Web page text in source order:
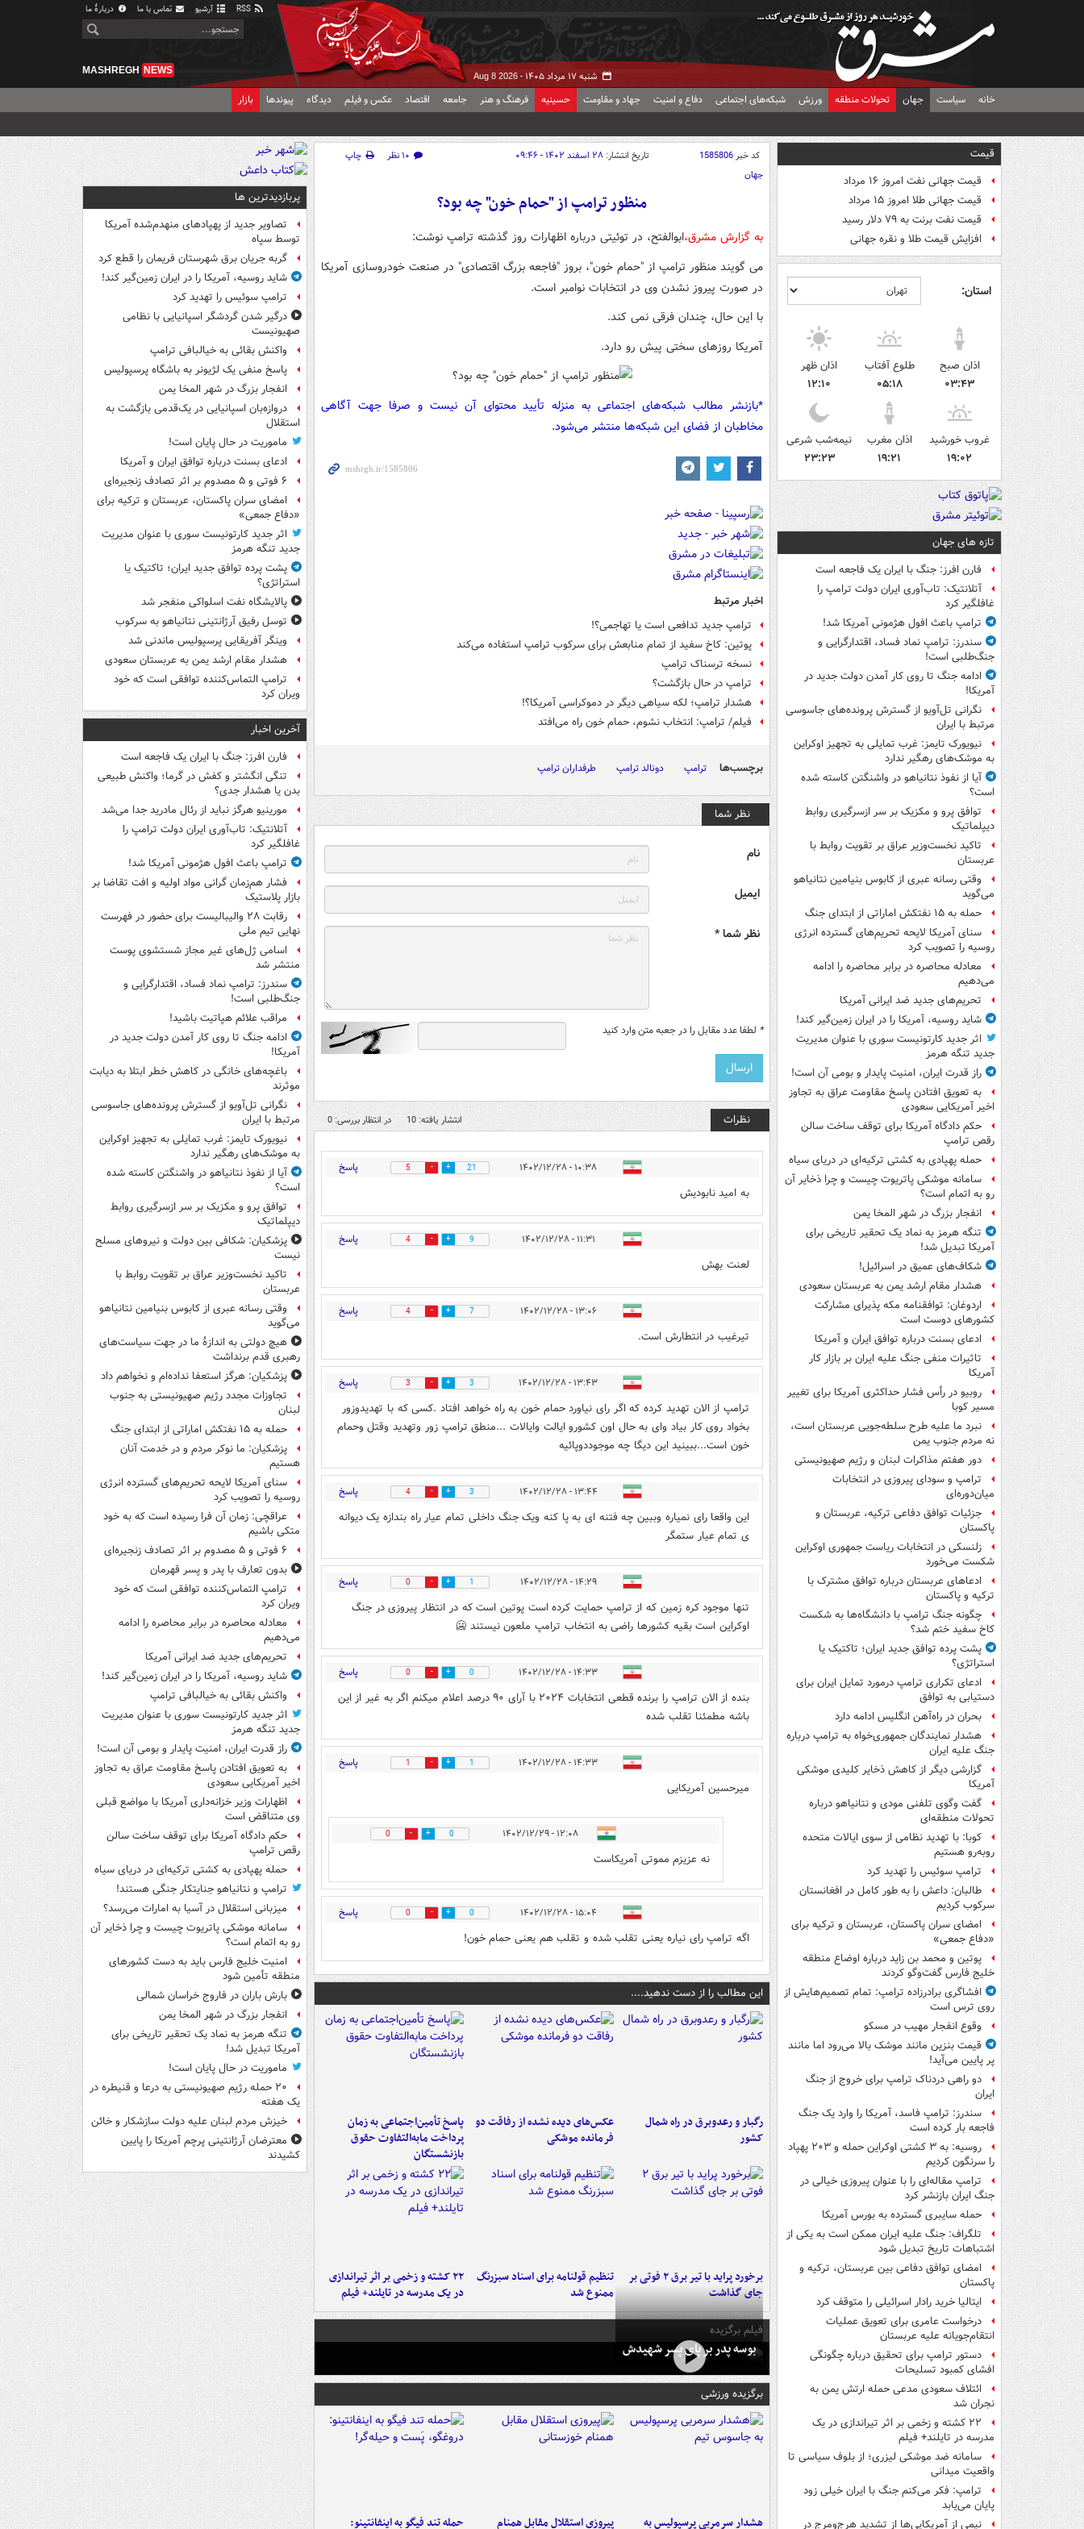
آرشیو تماس با ما دربارهٔ ما
شنبه ۱۷ مرداد ۱۴۰۵ - Aug 8 2026
MASHREGH NEWS
خانه سیاست جهان تحولات منطقه ورزش شبکه‌های اجتماعی دفاع و امنیت جهاد و مقاومت حسینیه فرهنگ و هنر جامعه اقتصاد عکس و فیلم دیدگاه پیوندها بازار
قیمت
قیمت جهانی نفت امروز ۱۶ مرداد
قیمت جهانی طلا امروز ۱۵ مرداد
قیمت نفت برنت به ۷۹ دلار رسید
افزایش قیمت طلا و نقره جهانی
استان:
اذان صبح
۰۳:۴۳
طلوع آفتاب
۰۵:۱۸
اذان ظهر
۱۲:۱۰
غروب خورشید
۱۹:۰۲
اذان مغرب
۱۹:۲۱
نیمه‌شب شرعی
۲۳:۲۳
تازه های جهان
فارن افرز: جنگ با ایران یک فاجعه است
آتلانتیک: تاب‌آوری ایران دولت ترامپ را
غافلگیر کرد
ترامپ باعث افول هژمونی آمریکا شد!
سندرز: ترامپ نماد فساد، اقتدارگرایی و
جنگ‌طلبی است!
ادامه جنگ تا روی کار آمدن دولت جدید در
آمریکا!
نگرانی تل‌آویو از گسترش پرونده‌های جاسوسی
مرتبط با ایران
نیویورک تایمز: غرب تمایلی به تجهیز اوکراین
به موشک‌های رهگیر ندارد
آیا از نفوذ نتانیاهو در واشنگتن کاسته شده
است؟
توافق پرو و مکزیک بر سر ازسرگیری روابط
دیپلماتیک
تاکید نخست‌وزیر عراق بر تقویت روابط با
عربستان
وقتی رسانه عبری از کابوس بنیامین نتانیاهو
می‌گوید
حمله به ۱۵ نفتکش‌ اماراتی از ابتدای جنگ
سنای آمریکا لایحه تحریم‌های گسترده انرژی
روسیه را تصویب کرد
معادله محاصره در برابر محاصره را ادامه
می‌دهیم
تحریم‌های جدید ضد ایرانی آمریکا
شاید روسیه، آمریکا را در ایران زمین‌گیر کند!
اثر جدید کارتونیست سوری با عنوان مدیریت
جدید تنگه هرمز
راز قدرت ایران، امنیت پایدار و بومی آن است!
به تعویق افتادن پاسخ مقاومت عراق به تجاوز
اخیر آمریکایی سعودی
حکم دادگاه آمریکا برای توقف ساخت سالن
رقص ترامپ
حمله پهپادی به کشتی ترکیه‌ای در دریای سیاه
سامانه موشکی پاتریوت چیست و چرا ذخایر آن
رو به اتمام است؟
انفجار بزرگ در شهر المخا یمن
تنگه هرمز به نماد یک تحقیر تاریخی برای
آمریکا تبدیل شد!
شکاف‌های عمیق در اسرائیل!
هشدار مقام ارشد یمن به عربستان سعودی
اردوغان: توافقنامه مکه پذیرای مشارکت
کشورهای دوست است
ادعای بسنت درباره توافق ایران و آمریکا
تاثیرات منفی جنگ علیه ایران بر بازار کار
آمریکا
روبیو در رأس فشار حداکثری آمریکا برای تغییر
مسیر کوبا
نبرد ما علیه طرح سلطه‌جویی عربستان است،
نه مردم جنوب یمن
دور هفتم مذاکرات لبنان و رژیم صهیونیستی
ترامپ و سودای پیروزی در انتخابات
میان‌دوره‌ای
جزئیات توافق دفاعی ترکیه، عربستان و
پاکستان
زلنسکی در انتخابات ریاست جمهوری اوکراین
شکست می‌خورد
ادعاهای عربستان درباره توافق مشترک با
ترکیه و پاکستان
چگونه جنگ ترامپ با دانشگاه‌ها به شکست
کاخ سفید ختم شد؟
پشت پرده توافق جدید ایران؛ تاکتیک یا
استراتژی؟
ادعای تکراری ترامپ درمورد تمایل ایران برای
دستیابی به توافق
بحران در راه‌آهن انگلیس ادامه دارد
هشدار نمایندگان جمهوری‌خواه به ترامپ درباره
جنگ علیه ایران
گزارشی دیگر از کاهش ذخایر کلیدی موشکی
آمریکا
گفت وگوی تلفنی مودی و نتانیاهو درباره
تحولات منطقه‌ای
کوبا: با تهدید نظامی از سوی ایالات متحده
روبه‌رو هستیم
ترامپ سوئیس را تهدید کرد
طالبان: داعش را به طور کامل در افغانستان
سرکوب کردیم
امضای سران پاکستان، عربستان و ترکیه برای
«دفاع جمعی»
پوتین و محمد بن زاید درباره اوضاع منطقه
خلیج فارس گفت‌وگو کردند
افشاگری برادرزاده ترامپ: تمام تصمیم‌هایش از
روی ترس است
وقوع انفجار مهیب در مسکو
قیمت بنزین مانند موشک بالا می‌رود اما مانند
پر پایین می‌آید!
دو راهی دردناک ترامپ برای خروج از جنگ
ایران
سندرز: ترامپ فاسد، آمریکا را وارد یک جنگ
فاجعه بار کرده است
روسیه: به ۳ کشتی اوکراین حمله و ۲۰۳ پهپاد
را سرنگون کردیم
ترامپ مقاله‌ای را با عنوان پیروزی خیالی در
جنگ ایران بازنشر کرد
حمله سایبری گسترده به بورس آمریکا
تلگراف: جنگ علیه ایران ممکن است به یکی از
اشتباهات تاریخ تبدیل شود
امضای توافق دفاعی بین عربستان، ترکیه و
پاکستان
ایتالیا خرید رادار اسرائیلی را متوقف کرد
درخواست عامری برای تعویق عملیات
انتقام‌جویانه علیه عربستان
دستور ترامپ برای تحقیق درباره چگونگی
افشای کمبود تسلیحات
ائتلاف سعودی مدعی حمله ارتش یمن به
نجران شد
۲۲ کشته و زخمی بر اثر تیراندازی در یک
مدرسه در تایلند+ فیلم
سامانه ضد موشکی لیزری؛ از بلوف سیاسی تا
واقعیت میدانی
ترامپ: فکر می‌کنم جنگ با ایران خیلی زود
پایان می‌یابد
نیمی از آمریکایی‌ها از تشدید هرج‌ومرج در
کد خبر1585806 تاریخ انتشار: ۲۸ اسفند ۱۴۰۲ - ۰۹:۴۶ ۱۰ نظر
چاپ
جهان
منظور ترامپ از "حمام خون" چه بود؟
به گزارش مشرق،ابوالفتح، در توئیتی درباره اظهارات روز گذشته ترامپ نوشت:
می گویند منظور ترامپ از "حمام خون"، بروز "فاجعه بزرگ اقتصادی" در صنعت خودروسازی آمریکا
در صورت پیروز نشدن وی در انتخابات نوامبر است.
با این حال، چندان فرقی نمی کند.
آمریکا روزهای سختی پیش رو دارد.
*بازنشر مطالب شبکه‌های اجتماعی به منزله تأیید محتوای آن نیست و صرفا جهت آگاهی
مخاطبان از فضای این شبکه‌ها منتشر می‌شود.
اخبار مرتبط
ترامپ جدید تدافعی است یا تهاجمی؟!
پوتین: کاخ سفید از تمام منابعش برای سرکوب ترامپ استفاده می‌کند
نسخه ترسناک ترامپ
ترامپ در حال بازگشت؟
هشدار ترامپ؛ لکه سیاهی دیگر در دموکراسی آمریکا؟!
فیلم/ ترامپ: انتخاب نشوم، حمام خون راه می‌افتد
برچسب‌ها ترامپ دونالد ترامپ طرفداران ترامپ
نظر شما
نام
ایمیل
نظر شما *
* لطفا عدد مقابل را در جعبه متن وارد کنید
نظرات انتشار یافته: 10 در انتظار بررسی: 0
۱۰:۳۸ - ۱۴۰۲/۱۲/۲۸ 21
5 پاسخ
به امید نابودیش
۱۱:۳۱ - ۱۴۰۲/۱۲/۲۸ 9
4 پاسخ
لعنت بهش
۱۳:۰۶ - ۱۴۰۲/۱۲/۲۸ 7
4 پاسخ
تیرغیب در انتطارش است.
۱۳:۴۳ - ۱۴۰۲/۱۲/۲۸ 3
3 پاسخ
ترامپ از الان تهدید کرده که اگر رای نیاورد حمام خون به راه خواهد افتاد .کسی که با تهدیدوزور
بخواد روی کار بیاد وای به حال اون کشورو ایالت وایالات ...منطق ترامپ زور وتهدید وقتل وحمام
خون است...ببینید این دیگا چه موجوددوپائیه
۱۳:۴۴ - ۱۴۰۲/۱۲/۲۸ 3
4 پاسخ
این واقعا رای نمیاره وببین چه فتنه ای به پا کنه ویک جنگ داخلی تمام عیار راه بندازه یک دیوانه
ی تمام عیار ستمگر
۱۴:۲۹ - ۱۴۰۲/۱۲/۲۸ 1
0 پاسخ
تنها موجود کره زمین که از ترامپ حمایت کرده است پوتین است که در انتظار پیروزی در جنگ
اوکراین است بقیه کشورها راضی به انتخاب ترامپ ملعون نیستند 🥶
۱۴:۳۳ - ۱۴۰۲/۱۲/۲۸ 0
0 پاسخ
بنده از الان ترامپ را برنده قطعی انتخابات ۲۰۲۴ با آرای ۹۰ درصد اعلام میکنم اگر به غیر از این
باشه مطمئنا تقلب شده
۱۴:۳۳ - ۱۴۰۲/۱۲/۲۸ 1
1 پاسخ
میرحسین آمریکایی
۱۲:۰۸ - ۱۴۰۲/۱۲/۲۹ 0
0
نه عزیزم مموتی آمریکاست
۱۵:۰۴ - ۱۴۰۲/۱۲/۲۸ 0
0 پاسخ
اگه ترامپ رای نیاره یعنی تقلب شده و تقلب هم یعنی حمام خون!
این مطالب را از دست ندهید....
رگبار و رعدوبرق در راه شمال
کشور
عکس‌های دیده نشده از رفاقت دو
فرمانده‌ موشکی
پاسخ تأمین‌اجتماعی به زمان
پرداخت مابه‌التفاوت حقوق
بازنشستگان
برخورد پراید با تیر برق ۲ فوتی بر
جای گذاشت
تنظیم قولنامه برای اسناد سبزرنگ
ممنوع شد
۲۲ کشته و زخمی بر اثر تیراندازی
در یک مدرسه در تایلند+ فیلم
فیلم برگزیده
بوسه‌ پدر بر پای پسر شهیدش
برگزیده ورزشی
هشدار سرمربی پرسپولیس به پیروزی استقلال مقابل همنام حمله تند فیگو به اینفانتینو:
پربازدیدترین ها
تصاویر جدید از پهپادهای منهدم‌شده آمریکا
توسط سپاه
گربه جریان برق شهرستان فریمان را قطع کرد
شاید روسیه، آمریکا را در ایران زمین‌گیر کند!
ترامپ سوئیس را تهدید کرد
درگیر شدن گردشگر اسپانیایی با نظامی
صهیونیست
واکنش بقائی به خیالبافی ترامپ
پاسخ منفی یک لژیونر به باشگاه پرسپولیس
انفجار بزرگ در شهر المخا یمن
دروازه‌بان اسپانیایی در یک‌قدمی بازگشت به
استقلال
ماموریت در حال پایان است!
ادعای بسنت درباره توافق ایران و آمریکا
۶ فوتی و ۵ مصدوم بر اثر تصادف زنجیره‌ای
امضای سران پاکستان، عربستان و ترکیه برای
«دفاع جمعی»
اثر جدید کارتونیست سوری با عنوان مدیریت
جدید تنگه هرمز
پشت پرده توافق جدید ایران؛ تاکتیک یا
استراتژی؟
پالایشگاه نفت اسلواکی منفجر شد
توسل رفیق آرژانتینی نتانیاهو به سرکوب
وینگر آفریقایی پرسپولیس ماندنی شد
هشدار مقام ارشد یمن به عربستان سعودی
ترامپ التماس‌کننده توافقی است که خود
ویران کرد
آخرین اخبار
فارن افرز: جنگ با ایران یک فاجعه است
تنگی انگشتر و کفش در گرما؛ واکنش طبیعی
بدن یا هشدار جدی؟
مورینیو هرگز نباید از رئال مادرید جدا می‌شد
آتلانتیک: تاب‌آوری ایران دولت ترامپ را
غافلگیر کرد
ترامپ باعث افول هژمونی آمریکا شد!
فشار هم‌زمان گرانی مواد اولیه و افت تقاضا بر
بازار پلاستیک
رقابت ۲۸ والیبالیست برای حضور در فهرست
نهایی تیم ملی
اسامی ژل‌های غیر مجاز شستشوی پوست
منتشر شد
سندرز: ترامپ نماد فساد، اقتدارگرایی و
جنگ‌طلبی است!
مراقب علائم هپاتیت باشید!
ادامه جنگ تا روی کار آمدن دولت جدید در
آمریکا!
باغچه‌های خانگی در کاهش خطر ابتلا به دیابت
موثرند
نگرانی تل‌آویو از گسترش پرونده‌های جاسوسی
مرتبط با ایران
نیویورک تایمز: غرب تمایلی به تجهیز اوکراین
به موشک‌های رهگیر ندارد
آیا از نفوذ نتانیاهو در واشنگتن کاسته شده
است؟
توافق پرو و مکزیک بر سر ازسرگیری روابط
دیپلماتیک
پزشکیان: شکافی بین دولت و نیروهای مسلح
نیست
تاکید نخست‌وزیر عراق بر تقویت روابط با
عربستان
وقتی رسانه عبری از کابوس بنیامین نتانیاهو
می‌گوید
هیچ دولتی به اندازۀ ما در جهت سیاست‌های
رهبری قدم برنداشت
پزشکیان: هرگز استعفا نداده‌ام و نخواهم داد
تجاوزات مجدد رژیم صهیونیستی به جنوب
لبنان
حمله به ۱۵ نفتکش‌ اماراتی از ابتدای جنگ
پزشکیان: ما نوکر مردم و در خدمت آنان
هستیم
سنای آمریکا لایحه تحریم‌های گسترده انرژی
روسیه را تصویب کرد
عراقچی: زمان آن فرا رسیده است که به خود
متکی باشیم
۶ فوتی و ۵ مصدوم بر اثر تصادف زنجیره‌ای
بدون تعارف با پدر و پسر قهرمان
ترامپ التماس‌کننده توافقی است که خود
ویران کرد
معادله محاصره در برابر محاصره را ادامه
می‌دهیم
تحریم‌های جدید ضد ایرانی آمریکا
شاید روسیه، آمریکا را در ایران زمین‌گیر کند!
واکنش بقائی به خیالبافی ترامپ
اثر جدید کارتونیست سوری با عنوان مدیریت
جدید تنگه هرمز
راز قدرت ایران، امنیت پایدار و بومی آن است!
به تعویق افتادن پاسخ مقاومت عراق به تجاوز
اخیر آمریکایی سعودی
اظهارات وزیر خزانه‌داری آمریکا با مواضع قبلی
وی متناقض است
حکم دادگاه آمریکا برای توقف ساخت سالن
رقص ترامپ
حمله پهپادی به کشتی ترکیه‌ای در دریای سیاه
ترامپ و نتانیاهو جنایتکار جنگی هستند!
میزبانی استقلال در آسیا به امارات می‌رسد؟
سامانه موشکی پاتریوت چیست و چرا ذخایر آن
رو به اتمام است؟
امنیت خلیج فارس باید به دست کشورهای
منطقه تأمین شود
بارش باران در فاروج خراسان شمالی
انفجار بزرگ در شهر المخا یمن
تنگه هرمز به نماد یک تحقیر تاریخی برای
آمریکا تبدیل شد!
ماموریت در حال پایان است!
۲۰ حمله رژیم صهیونیستی به درعا و قنیطره در
یک هفته
خیزش مردم لبنان علیه دولت سازشکار و خائن
معترضان آرژانتینی پرچم آمریکا را پایین
کشیدند